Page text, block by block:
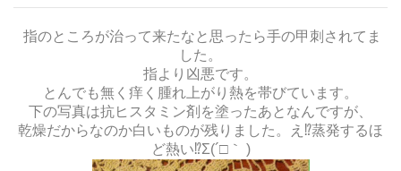
指のところが治って来たなと思ったら手の甲刺されてま
した。
指より凶悪です。
とんでも無く痒く腫れ上がり熱を帯びています。
下の写真は抗ヒスタミン剤を塗ったあとなんですが、
乾燥だからなのか白いものが残りました。え⁉︎蒸発するほ
ど熱い⁉︎Σ(´□｀ )